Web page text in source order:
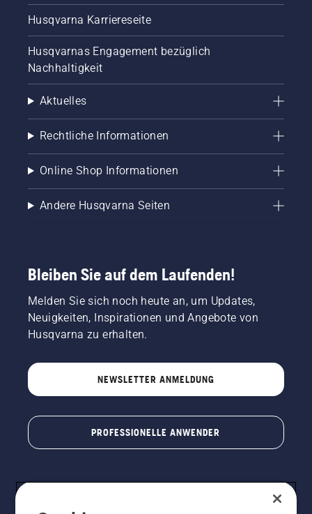
Husqvarna Karriereseite
Husqvarnas Engagement bezüglich
Nachhaltigkeit
Aktuelles
Rechtliche Informationen
Online Shop Informationen
Andere Husqvarna Seiten
Bleiben Sie auf dem Laufenden!
Melden Sie sich noch heute an, um Updates,
Neuigkeiten, Inspirationen und Angebote von
Husqvarna zu erhalten.
NEWSLETTER ANMELDUNG
PROFESSIONELLE ANWENDER